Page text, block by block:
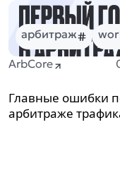
арбитраж
ArbCore
Главные ошибки
арбитраже